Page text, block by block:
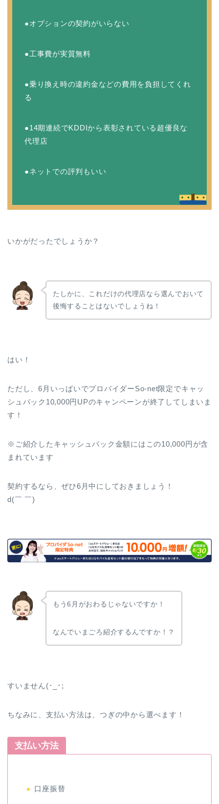
●オプションの契約がいらない
●工事費が実質無料
●乗り換え時の違約金などの費用を負担してくれ
る
●14期連続でKDDIから表彰されている超優良な
代理店
●ネットでの評判もいい
いかがだったでしょうか？
たしかに、これだけの代理店なら選んでおいて
後悔することはないでしょうね！
はい！
ただし、6月いっぱいでプロバイダーSo-net限定でキャッ
シュバック10,000円UPのキャンペーンが終了してしまいま
す！
※ご紹介したキャッシュバック金額にはこの10,000円が含
まれています
契約するなら、ぜひ6月中にしておきましょう！
d(￣ ￣)
もう6月がおわるじゃないですか！
なんでいまごろ紹介するんですか！？
すいません(･_･;
ちなみに、支払い方法は、つぎの中から選べます！
支払い方法
口座振替